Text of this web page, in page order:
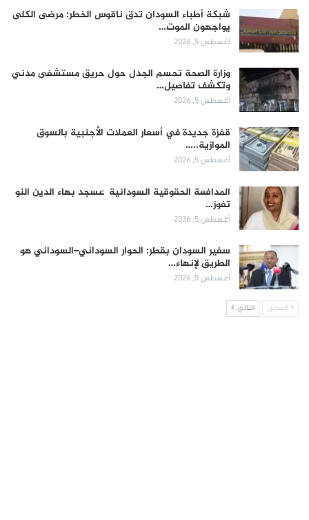
شبكة أطباء السودان تدق ناقوس الخطر: مرضى الكلى
يواجهون الموت…
أغسطس 5, 2026
وزارة الصحة تحسم الجدل حول حريق مستشفى مدني
وتكشف تفاصيل…
أغسطس 5, 2026
قفزة جديدة في أسعار العملات الأجنبية بالسوق
الموازية..…
أغسطس 5, 2026
المدافعة الحقوقية السودانية عسجد بهاء الدين النو
تفوز…
أغسطس 5, 2026
سفير السودان بقطر: الحوار السوداني–السوداني هو
الطريق لإنهاء…
أغسطس 5, 2026
السابق التالي